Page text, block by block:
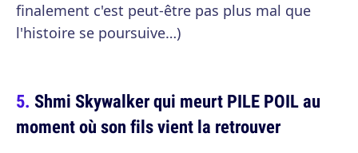
finalement c'est peut-être pas plus mal que
l'histoire se poursuive…)
Shmi Skywalker qui meurt PILE POIL au
moment où son fils vient la retrouver